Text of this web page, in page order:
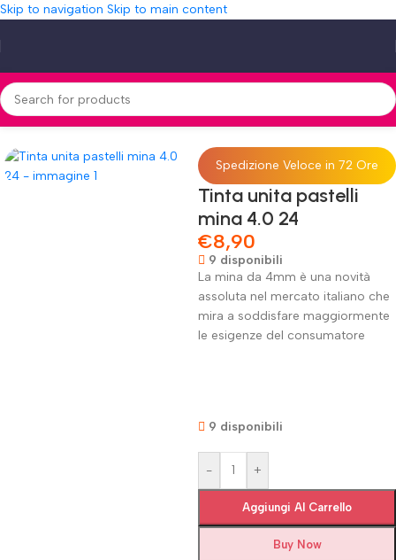
Skip to navigation Skip to main content
Home»Shop»Tinta unita pastelli mina 4.0 24
Spedizione Veloce in 72 Ore
Tinta unita pastelli
mina 4.0 24
€8,90
9 disponibili
La mina da 4mm è una novità
assoluta nel mercato italiano che
mira a soddisfare maggiormente
le esigenze del consumatore
9 disponibili
- +
Aggiungi Al Carrello
Buy Now